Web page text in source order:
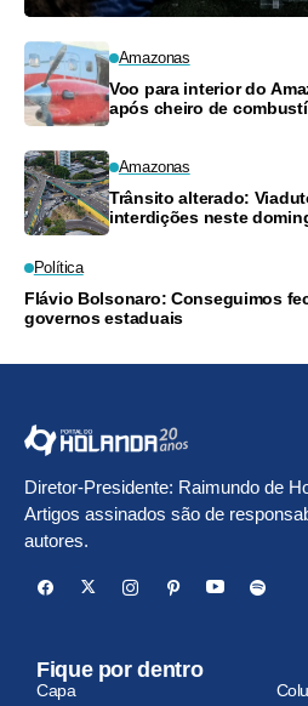
Amazonas
Voo para interior do
após cheiro de
Amazonas
Trânsito alterado:
interdições neste
Política
Flávio Bolsonaro: Conseguimos
governos estaduais
Diretor-Presidente: Raimundo de
Artigos assinados são de
autores.
Fique por dentro
Capa